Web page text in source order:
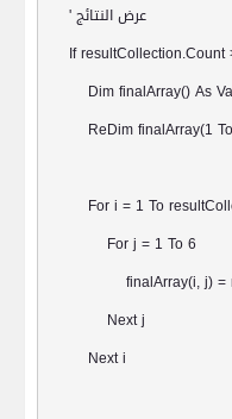
'عرض النتائج
If resultCollection.Count
Dim finalArray() As
ReDim finalArray(1
For i = 1 To
For j = 1 To 6
finalArray(i, j)
Next j
Next i